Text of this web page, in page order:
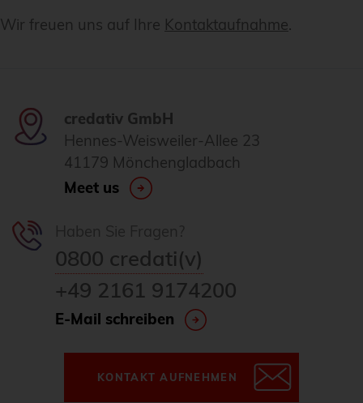
Wir freuen uns auf Ihre Kontaktaufnahme.
credativ GmbH
Hennes-Weisweiler-Allee 23
41179 Mönchengladbach
Meet us
0800 credati(v)
+49 2161 9174200
E-Mail schreiben
KONTAKT AUFNEHMEN